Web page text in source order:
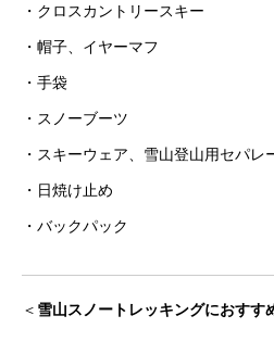
・クロスカントリースキー
・帽子、イヤーマフ
・手袋
・スノーブーツ
・スキーウェア、雪山登山用セパレ
・日焼け止め
・バックパック
＜ 雪山スノートレッキングにおすす